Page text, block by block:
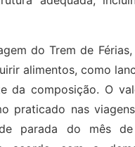
do Trem de
alimentos, como
da composição. O
praticado nas
parada do mês